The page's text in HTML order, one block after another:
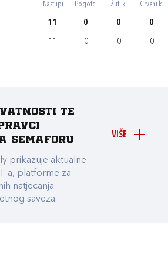
Nastupi Pogotci Žuti k. Crveni k.
11 0 0 0
11 0 0 0
VIŠE
te
Semaforu
prikazuje aktualne
a, platforme za
natjecanja
saveza.